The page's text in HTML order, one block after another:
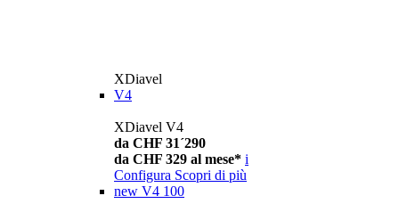
XDiavel
V4
XDiavel V4
da CHF 31´290
da CHF 329 al mese* i
Configura Scopri di più
new V4 100